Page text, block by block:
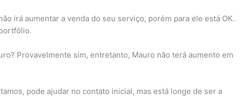
irá aumentar a venda do seu serviço, porém para ele está OK.
Provavelmente sim, entretanto, Mauro não terá aumento em
pode ajudar no contato inicial, mas está longe de ser a